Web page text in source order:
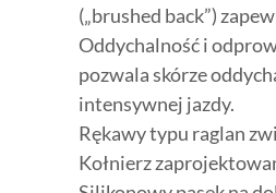
(„brushed back”)
Oddychalność i
pozwala skórze
intensywnej jazdy.
Rękawy typu raglan
Kołnierz